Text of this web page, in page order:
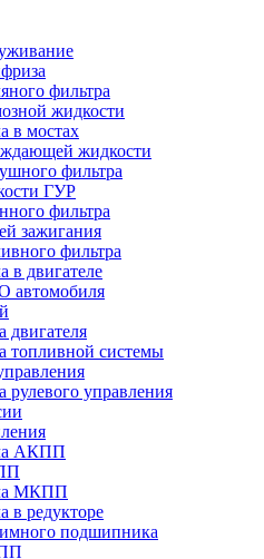
фильтра
жидкости
в мостах
жидкости
фильтра
ГУР
фильтра
зажигания
фильтра
в двигателе
автомобиля
двигателя
топливной системы
рулевого управления
АКПП
МКПП
в редукторе
подшипника